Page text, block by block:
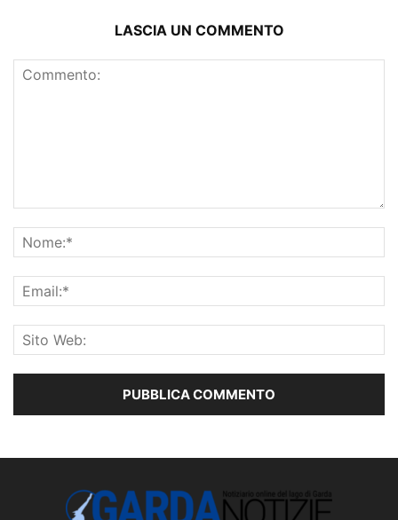
LASCIA UN COMMENTO